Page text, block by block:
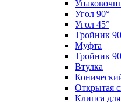
Угол 90°
Угол 45°
Тройник
Муфта
Тройник
Втулка
Открытая
Клипса